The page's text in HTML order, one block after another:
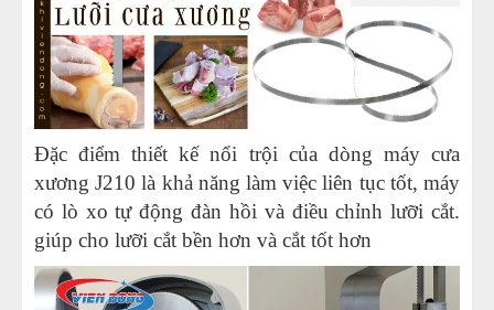
Đặc điểm thiết kế nổi trội của dòng máy cưa
xương J210 là khả năng làm việc liên tục tốt, máy
có lò xo tự động đàn hồi và điều chỉnh lưỡi cắt.
giúp cho lưỡi cắt bền hơn và cắt tốt hơn